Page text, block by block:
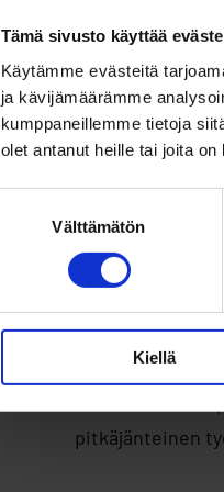
Tämä sivusto käyttää
Käytämme evästeitä
ja kävijämäärämme
kumppaneillemme tietoja
olet antanut heille tai joita
Välttämätön
Kiellä
Sen lisäksi, että
yritysten
kärkisijoilla on
Admicom,
Tecinspire on
voivat siis
pitkäjänteinen